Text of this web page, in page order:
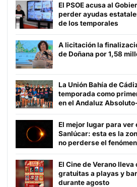
El PSOE acusa al
perder ayudas
de los temporales
A licitación la
de Doñana por 1,58
La Unión Bahía de
temporada como
en el Andaluz
El mejor lugar para ver
Sanlúcar: esta es la
no perderse el
El Cine de Verano
gratuitas a playas y
durante agosto